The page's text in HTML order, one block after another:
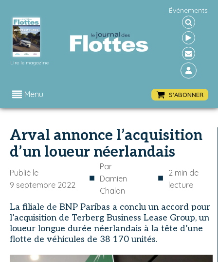
Lire le magazine
Événements
Menu S'ABONNER
Arval annonce l’acquisition
d’un loueur néerlandais
Publié le
9 septembre 2022
■
Par
Damien
Chalon
■ 2 min de
lecture
La filiale de BNP Paribas a conclu un accord pour
l’acquisition de Terberg Business Lease Group, un
loueur longue durée néerlandais à la tête d’une
flotte de véhicules de 38 170 unités.